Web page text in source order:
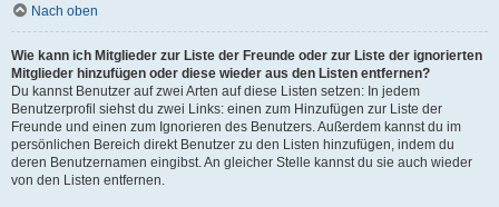
Nach oben
Wie kann ich Mitglieder zur Liste der Freunde oder zur Liste der ignorierten
Mitglieder hinzufügen oder diese wieder aus den Listen entfernen?
Du kannst Benutzer auf zwei Arten auf diese Listen setzen: In jedem
Benutzerprofil siehst du zwei Links: einen zum Hinzufügen zur Liste der
Freunde und einen zum Ignorieren des Benutzers. Außerdem kannst du im
persönlichen Bereich direkt Benutzer zu den Listen hinzufügen, indem du
deren Benutzernamen eingibst. An gleicher Stelle kannst du sie auch wieder
von den Listen entfernen.